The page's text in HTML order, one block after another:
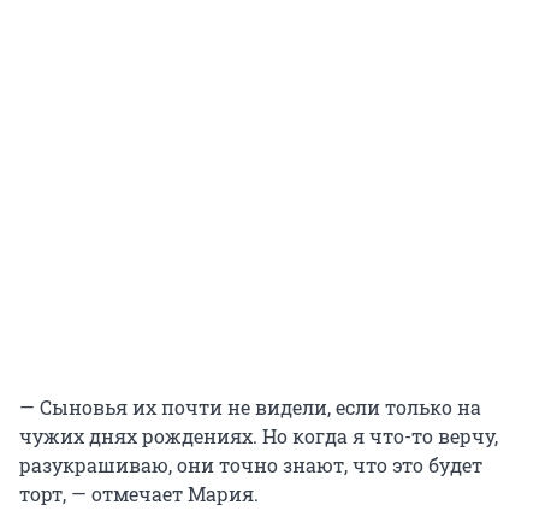
— Сыновья их почти не видели, если только на
чужих днях рождениях. Но когда я что-то верчу,
разукрашиваю, они точно знают, что это будет
торт, — отмечает Мария.